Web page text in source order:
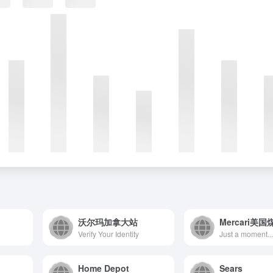
沃尔玛加拿大站
Verify Your Identity
Mercari美国
Just a moment...
Home Depot Sears